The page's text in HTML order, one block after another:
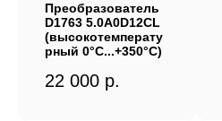
Преобразователь
D1763 5.0A0D12CL
(высокотемперату
рный 0°C...+350°C)
22 000 р.